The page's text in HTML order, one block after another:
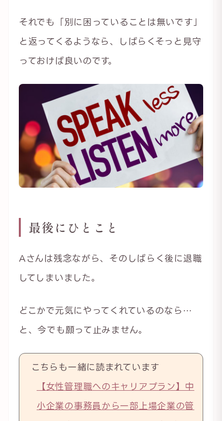
それでも「別に困っていることは無いです」
と返ってくるようなら、しばらくそっと見守
っておけば良いのです。
最後にひとこと
Aさんは残念ながら、そのしばらく後に退職
してしまいました。
どこかで元気にやってくれているのなら…
と、今でも願って止みません。
こちらも一緒に読まれています
【女性管理職へのキャリアプラン】中
小企業の事務員から一部上場企業の管